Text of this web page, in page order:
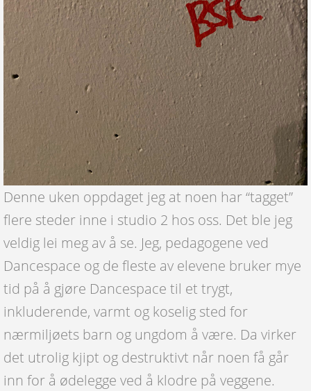
Denne uken oppdaget jeg at noen har “tagget”
flere steder inne i studio 2 hos oss. Det ble jeg
veldig lei meg av å se. Jeg, pedagogene ved
Dancespace og de fleste av elevene bruker mye
tid på å gjøre Dancespace til et trygt,
inkluderende, varmt og koselig sted for
nærmiljøets barn og ungdom å være. Da virker
det utrolig kjipt og destruktivt når noen få går
inn for å ødelegge ved å klodre på veggene.